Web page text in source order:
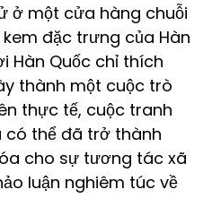
ở một cửa hàng chuỗi
đặc trưng của Hàn
Hàn Quốc chỉ thích
thành một cuộc trò
thực tế, cuộc tranh
có thể đã trở thành
cho sự tương tác xã
luận nghiêm túc về